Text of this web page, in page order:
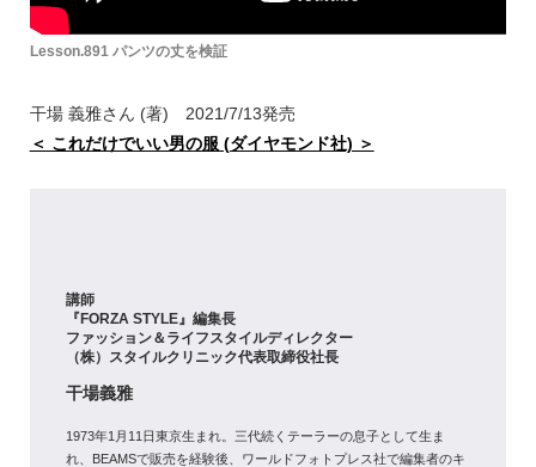
Lesson.891 パンツの丈を検証
干場 義雅さん (著) 2021/7/13発売
＜ これだけでいい男の服 (ダイヤモンド社) ＞
講師
『FORZA STYLE』編集長
ファッション＆ライフスタイルディレクター
（株）スタイルクリニック代表取締役社長
干場義雅
1973年1月11日東京生まれ。三代続くテーラーの息子として生ま
れ、BEAMSで販売を経験後、ワールドフォトプレス社で編集者のキ